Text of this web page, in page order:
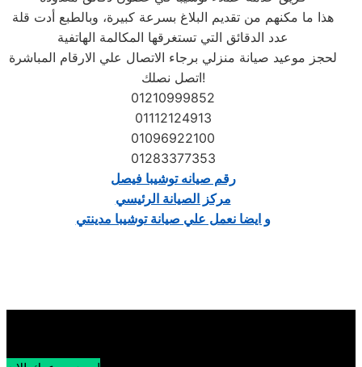
هذا ما مكنهم من تقديم البلاغ بسرعة كبيرة، وبالطبع أدت قلة
عدد الدقائق التي تستغرقها المكالمة الهاتفية
لحجز موعيد صيانة منزلي برجاء الاتصال علي الارقام المباشرة
اتصل نصلك!
01210999852
01112124913
01096922100
01283377353
رقم صيانه توشيبا فيصل
مركز الصيانة الرئيسي
و ايضا نعمل علي صيانة توشيبا مدينتي